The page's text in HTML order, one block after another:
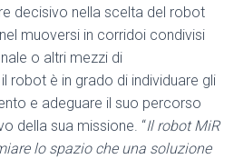
decisivo nella scelta del robot
muoversi in corridoi condivisi
o altri mezzi di
robot è in grado di individuare gli
e adeguare il suo percorso
della sua missione. “Il robot MiR
lo spazio che una soluzione